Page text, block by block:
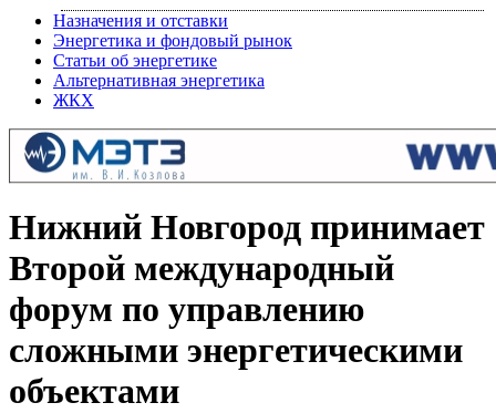
Назначения и отставки
Энергетика и фондовый рынок
Статьи об энергетике
Альтернативная энергетика
ЖКХ
Нижний Новгород принимает
Второй международный
форум по управлению
сложными энергетическими
объектами